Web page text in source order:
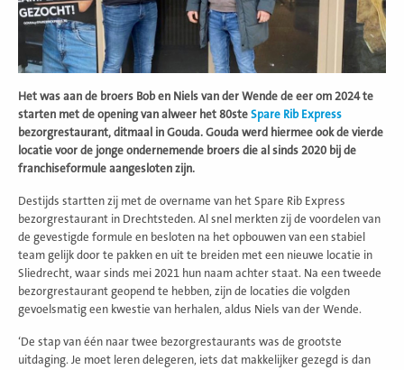
Het was aan de broers Bob en Niels van der Wende de eer om 2024 te
starten met de opening van alweer het 80ste Spare Rib Express
bezorgrestaurant, ditmaal in Gouda. Gouda werd hiermee ook de vierde
locatie voor de jonge ondernemende broers die al sinds 2020 bij de
franchiseformule aangesloten zijn.
Destijds startten zij met de overname van het Spare Rib Express
bezorgrestaurant in Drechtsteden. Al snel merkten zij de voordelen van
de gevestigde formule en besloten na het opbouwen van een stabiel
team gelijk door te pakken en uit te breiden met een nieuwe locatie in
Sliedrecht, waar sinds mei 2021 hun naam achter staat. Na een tweede
bezorgrestaurant geopend te hebben, zijn de locaties die volgden
gevoelsmatig een kwestie van herhalen, aldus Niels van der Wende.
‘De stap van één naar twee bezorgrestaurants was de grootste
uitdaging. Je moet leren delegeren, iets dat makkelijker gezegd is dan